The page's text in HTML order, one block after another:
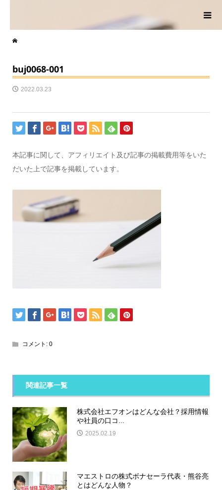
buj0068-001
2022.03.23
本記事に関して、アフィリエイト及び記事の掲載費用等をいた
だいた上で記事を掲載しています。
コメント: 0
関連記事一覧
株式会社エフオンはどんな会社？採用情報
や社員の口コ...
2025.02.19
マエストロの株式ボナセーラ代表・熊谷亮
とはどんな人物？